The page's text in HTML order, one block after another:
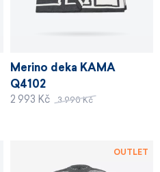
Merino deka KAMA
Q4102
2 993 Kč 3 990 Kč
OUTLET